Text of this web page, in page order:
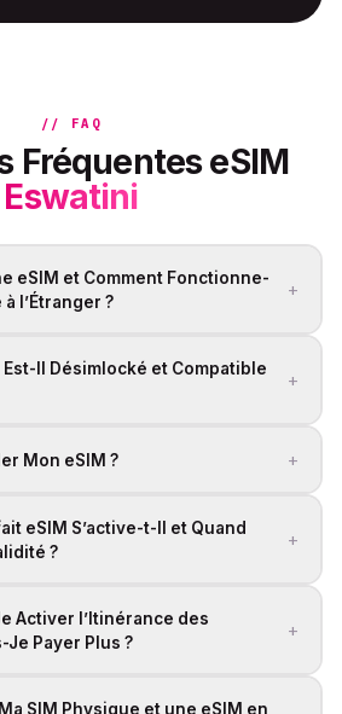
// FAQ
Fréquentes eSIM
Eswatini
eSIM et Comment Fonctionne-
l’Étranger ?
+
Il Désimlocké et Compatible
+
Mon eSIM ? +
eSIM S’active-t-Il et Quand
?
+
Activer l’Itinérance des
Je Payer Plus ?
+
SIM Physique et une eSIM en